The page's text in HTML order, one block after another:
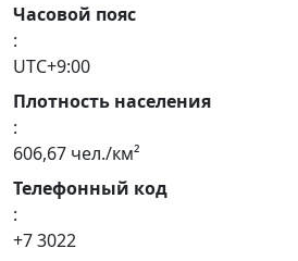
Часовой пояс
:
UTC+9:00
Плотность населения
:
606,67 чел./км²
Телефонный код
:
+7 3022